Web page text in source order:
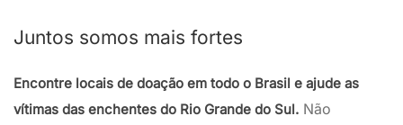
Juntos somos mais fortes
Encontre locais de doação em todo o Brasil e ajude as
vítimas das enchentes do Rio Grande do Sul. Não